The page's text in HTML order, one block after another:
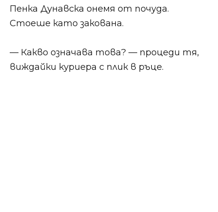
Пенка Дунавска онемя от почуда.
Стоеше като закована.
— Какво означава това? — процеди тя,
виждайки куриера с плик в ръце.